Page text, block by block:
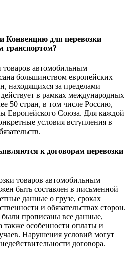
Конвенцию для перевозки
транспортом?
товаров автомобильным
большинством европейских
находящихся за пределами
в рамках международных
50 стран, в том числе Россию,
Европейского Союза. Для каждой
условия вступления в
к договорам перевозки
товаров автомобильным
быть составлен в письменной
данные о грузе, сроках
и обязательствах сторон.
прописаны все данные,
также особенности оплаты и
Нарушения условий могут
договора.